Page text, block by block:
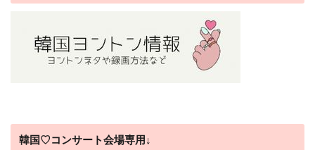
韓国♡コンサート会場専用↓